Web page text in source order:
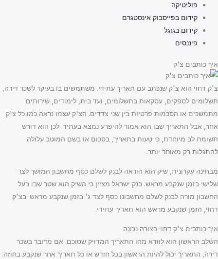
פוליטיקה
קידום בפייסבוק אינסטגרם
קידום בגוגל
פיננסים
איך כותבים צ'ק
צ'ק דחוי הוא צ'ק שנכתב עם תאריך עתידי. משתמשים בו בעיקר לשכר דירה,
תשלומים לספקים, עסקאות בתשלומים, ועד בית, לימודים, שירותים
מתמשכים או הסכמות פרטיות בין שני צדדים. הצ'ק עצמו נראה כמו כל צ'ק
אחר, אבל התאריך שבו הוא אמור להיפרע נמצא בעתיד. לכן הוא דורש
תשומת לב מיוחדת, כי טעות בתאריך, בסכום או בשם המוטב עלולה
להתגלות רק מאוחר יותר.
מבחינה עקרונית, שיק הוא הוראה לבנק לשלם כסף מחשבון המושך לצד
שלישי בזמן שנקבע מראש. בנק ישראל מציין כי השיק הוא שטר שבו בעל
החשבון מורה לבנק לשלם מחשבונו כסף לצד ג' בזמן שנקבע מראש. בצ'ק
דחוי, הזמן שנקבע מראש הוא תאריך עתידי.
איך כותבים צ'ק דחוי בצורה נכונה
השלב הראשון הוא לוודא מהו התאריך המדויק שסוכם. אם מדובר בשכר
דירה, התאריך יכול להיות הראשון בכל חודש או כל תאריך אחר שנקבע בחוזה.